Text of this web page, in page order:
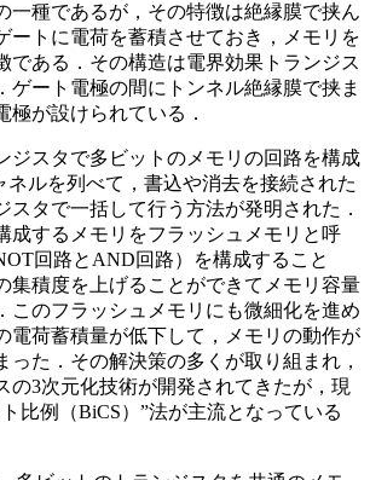
一種であるが，その特徴は絶縁膜で挟ん
ートに電荷を蓄積させておき，メモリを
である．その構造は電界効果トランジス
ゲート電極の間にトンネル絶縁膜で挟ま
極が設けられている．
スタで多ビットのメモリの回路を構成
ネルを列べて，書込や消去を接続された
スタで一括して行う方法が発明された．
成するメモリをフラッシュメモリと呼
回路とAND回路）を構成すること
集積度を上げることができてメモリ容量
このフラッシュメモリにも微細化を進め
電荷蓄積量が低下して，メモリの動作が
った．その解決策の多くが取り組まれ，
の3次元化技術が開発されてきたが，現
比例（BiCS）”法が主流となっている